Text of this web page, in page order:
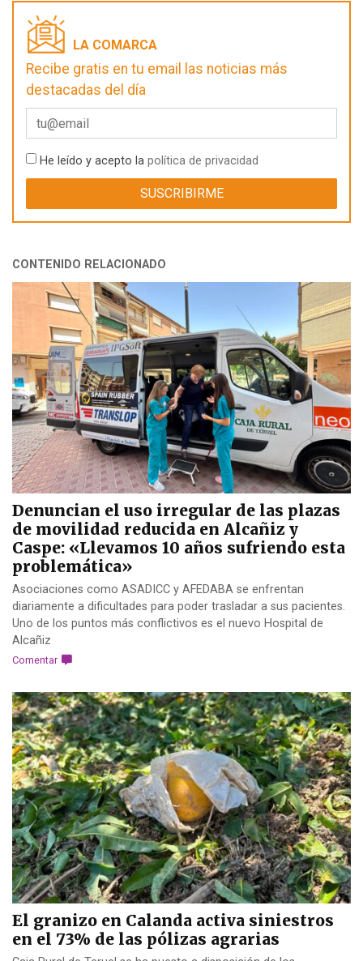
LA COMARCA
Recibe gratis en tu email las noticias más
destacadas del día
He leído y acepto la política de privacidad
CONTENIDO RELACIONADO
Denuncian el uso irregular de las plazas
de movilidad reducida en Alcañiz y
Caspe: «Llevamos 10 años sufriendo esta
problemática»
Asociaciones como ASADICC y AFEDABA se enfrentan
diariamente a dificultades para poder trasladar a sus pacientes.
Uno de los puntos más conflictivos es el nuevo Hospital de
Alcañiz
Comentar
El granizo en Calanda activa siniestros
en el 73% de las pólizas agrarias